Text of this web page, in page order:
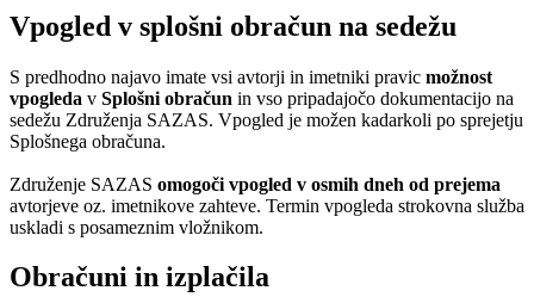
Vpogled v splošni obračun na sedežu
S predhodno najavo imate vsi avtorji in imetniki pravic možnost
vpogleda v Splošni obračun in vso pripadajočo dokumentacijo na
sedežu Združenja SAZAS. Vpogled je možen kadarkoli po sprejetju
Splošnega obračuna.
Združenje SAZAS omogoči vpogled v osmih dneh od prejema
avtorjeve oz. imetnikove zahteve. Termin vpogleda strokovna služba
uskladi s posameznim vložnikom.
Obračuni in izplačila